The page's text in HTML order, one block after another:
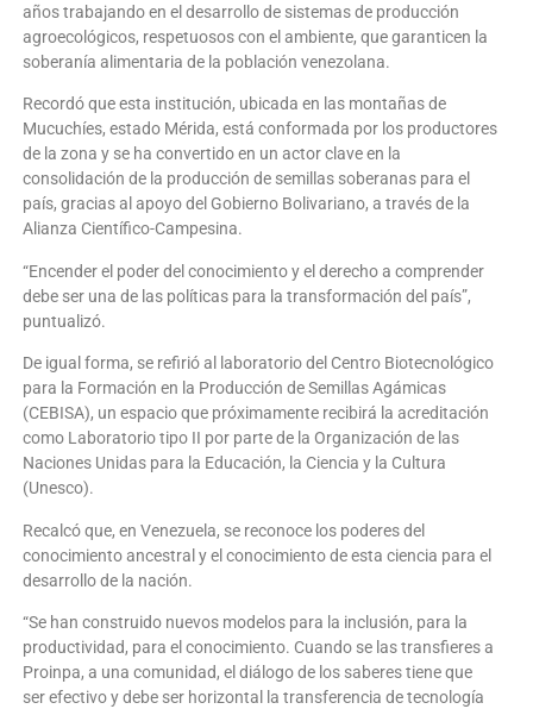
años trabajando en el desarrollo de sistemas de producción
agroecológicos, respetuosos con el ambiente, que garanticen la
soberanía alimentaria de la población venezolana.
Recordó que esta institución, ubicada en las montañas de
Mucuchíes, estado Mérida, está conformada por los productores
de la zona y se ha convertido en un actor clave en la
consolidación de la producción de semillas soberanas para el
país, gracias al apoyo del Gobierno Bolivariano, a través de la
Alianza Científico-Campesina.
“Encender el poder del conocimiento y el derecho a comprender
debe ser una de las políticas para la transformación del país”,
puntualizó.
De igual forma, se refirió al laboratorio del Centro Biotecnológico
para la Formación en la Producción de Semillas Agámicas
(CEBISA), un espacio que próximamente recibirá la acreditación
como Laboratorio tipo II por parte de la Organización de las
Naciones Unidas para la Educación, la Ciencia y la Cultura
(Unesco).
Recalcó que, en Venezuela, se reconoce los poderes del
conocimiento ancestral y el conocimiento de esta ciencia para el
desarrollo de la nación.
“Se han construido nuevos modelos para la inclusión, para la
productividad, para el conocimiento. Cuando se las transfieres a
Proinpa, a una comunidad, el diálogo de los saberes tiene que
ser efectivo y debe ser horizontal la transferencia de tecnología